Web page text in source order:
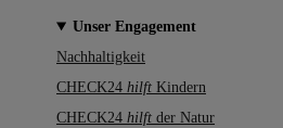
Unser Engagement
Nachhaltigkeit
CHECK24 hilft Kindern
CHECK24 hilft der Natur